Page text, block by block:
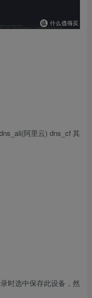
阿里云) dns_cf 其
时选中保存此设备，然